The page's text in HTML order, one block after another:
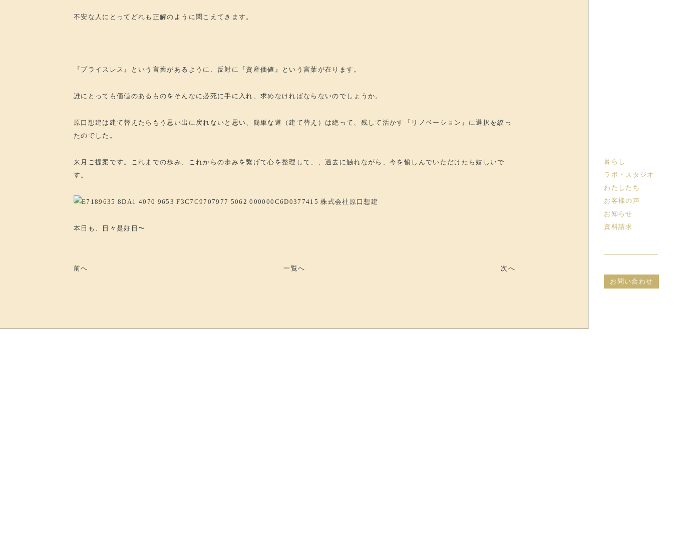
暮らし
ラボ・スタジオ
わたしたち
お客様の声
お知らせ
資料請求
お問い合わせ
不安な人にとってどれも正解のように聞こえてきます。
『プライスレス』という言葉があるように、反対に『資産価値』という言葉が在ります。
誰にとっても価値のあるものをそんなに必死に手に入れ、求めなければならないのでしょうか。
原口想建は建て替えたらもう思い出に戻れないと思い、簡単な道（建て替え）は絶って、残して活かす『リノベーション』に選択を絞っ
たのでした。
来月ご提案です。これまでの歩み、これからの歩みを繋げて心を整理して、、過去に触れながら、今を愉しんでいただけたら嬉しいで
す。
本日も、日々是好日〜
前へ 一覧へ 次へ